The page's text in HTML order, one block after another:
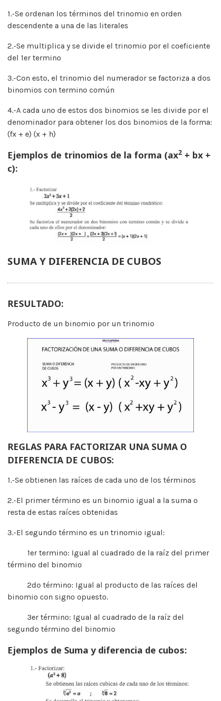
1.-Se ordenan los términos del trinomio en orden
descendente a una de las literales
2.-Se multiplica y se divide el trinomio por el coeficiente
del 1er termino
3.-Con esto, el trinomio del numerador se factoriza a dos
binomios con termino común
4.-A cada uno de estos dos binomios se les divide por el
denominador para obtener los dos binomios de la forma:
(fx + e) (x + h)
Ejemplos de trinomios de la forma (ax2 + bx +
c):
SUMA Y DIFERENCIA DE CUBOS
RESULTADO:
Producto de un binomio por un trinomio
REGLAS PARA FACTORIZAR UNA SUMA O
DIFERENCIA DE CUBOS:
1.-Se obtienen las raíces de cada uno de los términos
2.-El primer término es un binomio igual a la suma o
resta de estas raíces obtenidas
3.-El segundo término es un trinomio igual:
1er termino: Igual al cuadrado de la raíz del primer
término del binomio
2do término: Igual al producto de las raíces del
binomio con signo opuesto.
3er término: Igual al cuadrado de la raíz del
segundo término del binomio
Ejemplos de Suma y diferencia de cubos: